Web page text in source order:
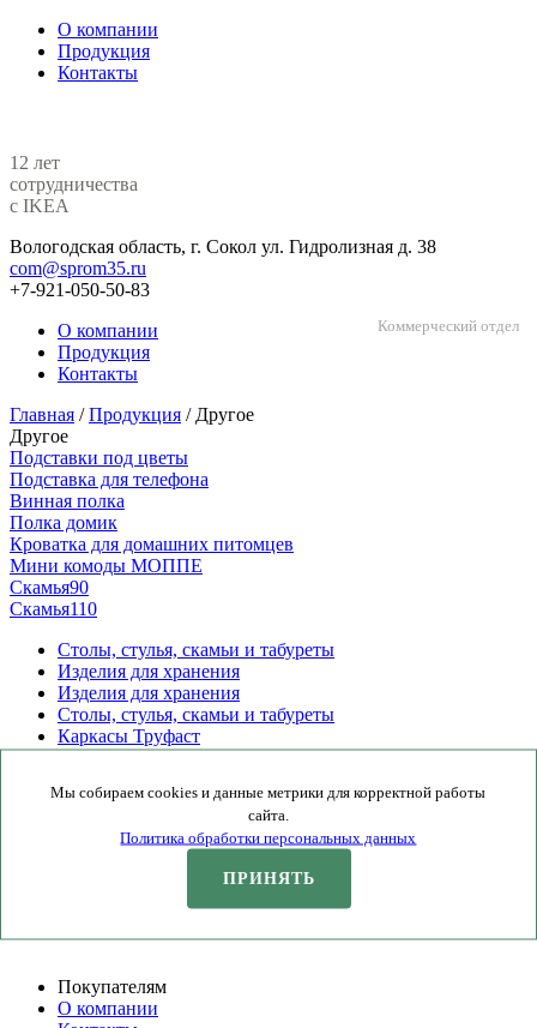
О компании
Продукция
Контакты
12 лет
сотрудничества
с IKEA
Вологодская область, г. Сокол ул. Гидролизная д. 38
com@sprom35.ru
+7-921-050-50-83
Коммерческий отдел
О компании
Продукция
Контакты
Главная /Продукция / Другое
Другое
Подставки под цветы
Подставка для телефона
Винная полка
Полка домик
Кроватка для домашних питомцев
Мини комоды МОППЕ
Скамья90
Скамья110
Столы, стулья, скамьи и табуреты
Изделия для хранения
Изделия для хранения
Столы, стулья, скамьи и табуреты
Каркасы Труфаст
Комоды и тумбы
Другое
ОГРН 1123537000366
Покупателям
О компании
Мы собираем cookies и данные метрики для корректной работы
сайта.
Политика обработки персональных данных
ПРИНЯТЬ